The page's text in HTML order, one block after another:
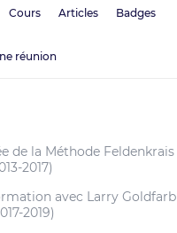
Cours Articles Badges
réunion
de la Méthode Feldenkrais
2017)
avec Larry
2019)